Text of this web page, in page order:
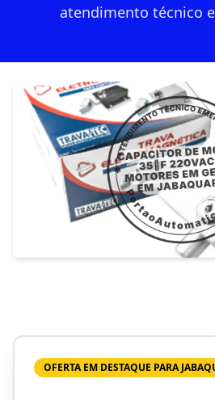
atendimento técnico
OFERTA EM DESTAQUE PARA